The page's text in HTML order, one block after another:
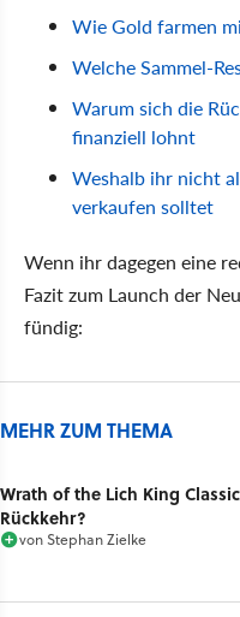
Wie Gold farmen
Welche Sammel-
Warum sich die
finanziell lohnt
Weshalb ihr nicht
verkaufen solltet
Wenn ihr dagegen eine
Fazit zum Launch der
fündig:
MEHR ZUM THEMA
Wrath of the Lich King
Rückkehr?
vonStephan Zielke